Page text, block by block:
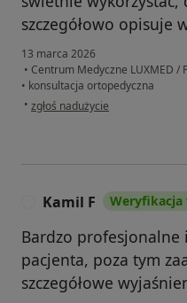
szczegółowo opisuje
13 marca 2026
• Centrum Medyczne LUXMED /
• konsultacja ortopedyczna
• w opinii użytkownika Bogumił
zgłoś nadużycie
Kamil F Weryfikacja
Bardzo
pacjenta, poza tym
szczegółowe